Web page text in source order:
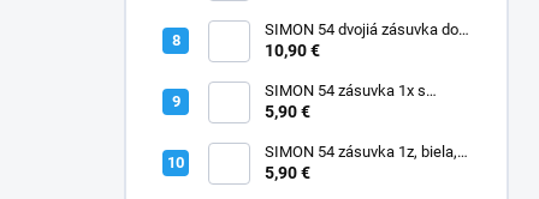
SIMON 54 dvojiá zásuvka do
rámčekov PREMIUM, IP20,
10,90 €
SIMON 54 zásuvka 1x s
uzemnením, IP20, krémová,
DGZ1Z.01/41
5,90 €
SIMON 54 zásuvka 1z, biela,
DGZ1Z.01/11
5,90 €